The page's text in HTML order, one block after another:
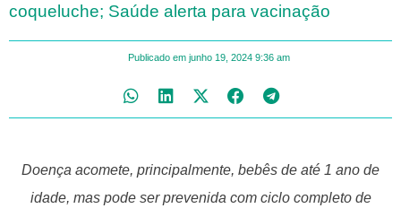
coqueluche; Saúde alerta para vacinação
Publicado em junho 19, 2024 9:36 am
Doença acomete, principalmente, bebês de até 1 ano de
idade, mas pode ser prevenida com ciclo completo de